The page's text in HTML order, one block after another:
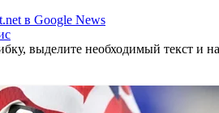
в Google News
выделите необходимый текст и